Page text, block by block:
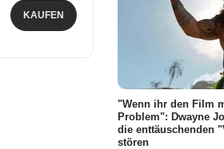
KAUFEN
"Wenn ihr den Film
Problem": Dwayne
die enttäuschenden
stören